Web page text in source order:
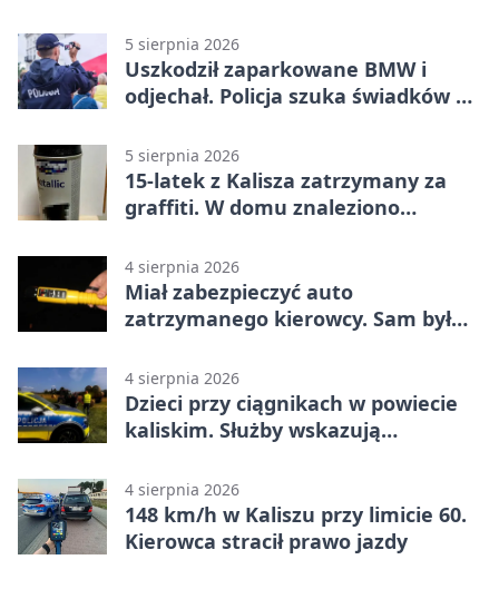
5 sierpnia 2026
Uszkodził zaparkowane BMW i
odjechał. Policja szuka świadków w
5 sierpnia 2026
15-latek z Kalisza zatrzymany za
graffiti. W domu znaleziono
4 sierpnia 2026
Miał zabezpieczyć auto
zatrzymanego kierowcy. Sam był
4 sierpnia 2026
Dzieci przy ciągnikach w powiecie
kaliskim. Służby wskazują
4 sierpnia 2026
148 km/h w Kaliszu przy limicie 60.
Kierowca stracił prawo jazdy